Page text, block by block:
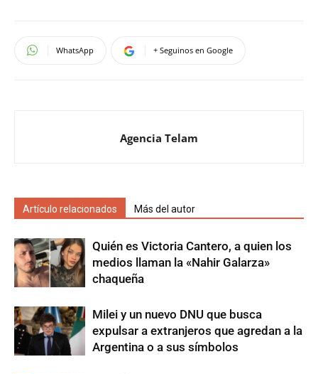
WhatsApp + Seguinos en Google
Agencia Telam
Artículo relacionados Más del autor
Quién es Victoria Cantero, a quien los
medios llaman la «Nahir Galarza»
chaqueña
Milei y un nuevo DNU que busca
expulsar a extranjeros que agredan a la
Argentina o a sus símbolos